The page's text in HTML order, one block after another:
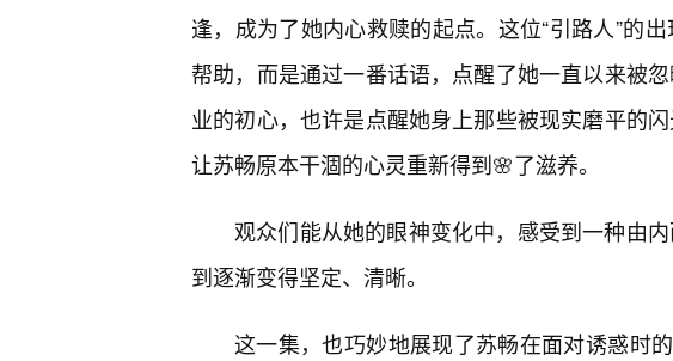
逢，成为了她内心救赎的起点。这位“引路人”的
帮助，而是通过一番话语，点醒了她一直以来被
业的初心，也许是点醒她身上那些被现实磨平的
让苏畅原本干涸的心灵重新得到🌸了滋养。
观众们能从她的眼神变化中，感受到一种由
到逐渐变得坚定、清晰。
这一集，也巧妙地展现了苏畅在面对诱惑时